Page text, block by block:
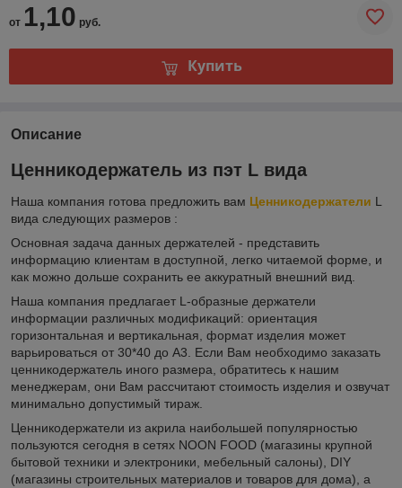
от 1,10 руб.
Купить
Описание
Ценникодержатель из пэт L вида
Наша компания готова предложить вам Ценникодержатели L
вида следующих размеров :
Основная задача данных держателей - представить
информацию клиентам в доступной, легко читаемой форме, и
как можно дольше сохранить ее аккуратный внешний вид.
Наша компания предлагает L-образные держатели
информации различных модификаций: ориентация
горизонтальная и вертикальная, формат изделия может
варьироваться от 30*40 до A3. Если Вам необходимо заказать
ценникодержатель иного размера, обратитесь к нашим
менеджерам, они Вам рассчитают стоимость изделия и озвучат
минимально допустимый тираж.
Ценникодержатели из акрила наибольшей популярностью
пользуются сегодня в сетях NOON FOOD (магазины крупной
бытовой техники и электроники, мебельный салоны), DIY
(магазины строительных материалов и товаров для дома), а